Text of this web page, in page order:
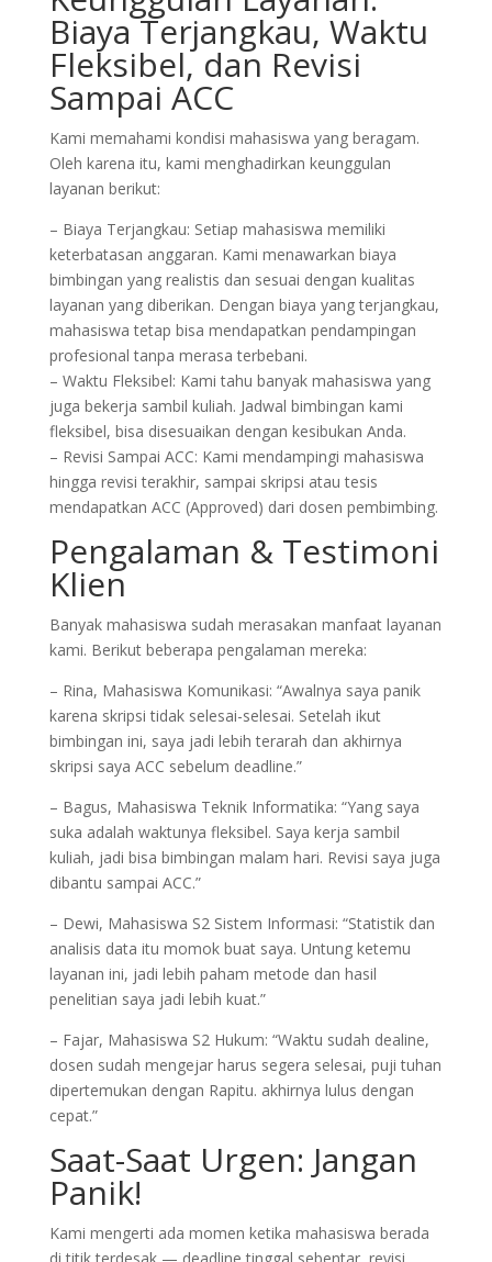
Biaya Terjangkau, Waktu
Fleksibel, dan Revisi
Sampai ACC
Kami memahami kondisi mahasiswa yang beragam.
Oleh karena itu, kami menghadirkan keunggulan
layanan berikut:
– Biaya Terjangkau: Setiap mahasiswa memiliki
keterbatasan anggaran. Kami menawarkan biaya
bimbingan yang realistis dan sesuai dengan kualitas
layanan yang diberikan. Dengan biaya yang terjangkau,
mahasiswa tetap bisa mendapatkan pendampingan
profesional tanpa merasa terbebani.
– Waktu Fleksibel: Kami tahu banyak mahasiswa yang
juga bekerja sambil kuliah. Jadwal bimbingan kami
fleksibel, bisa disesuaikan dengan kesibukan Anda.
– Revisi Sampai ACC: Kami mendampingi mahasiswa
hingga revisi terakhir, sampai skripsi atau tesis
mendapatkan ACC (Approved) dari dosen pembimbing.
Pengalaman & Testimoni
Klien
Banyak mahasiswa sudah merasakan manfaat layanan
kami. Berikut beberapa pengalaman mereka:
– Rina, Mahasiswa Komunikasi: “Awalnya saya panik
karena skripsi tidak selesai-selesai. Setelah ikut
bimbingan ini, saya jadi lebih terarah dan akhirnya
skripsi saya ACC sebelum deadline.”
– Bagus, Mahasiswa Teknik Informatika: “Yang saya
suka adalah waktunya fleksibel. Saya kerja sambil
kuliah, jadi bisa bimbingan malam hari. Revisi saya juga
dibantu sampai ACC.”
– Dewi, Mahasiswa S2 Sistem Informasi: “Statistik dan
analisis data itu momok buat saya. Untung ketemu
layanan ini, jadi lebih paham metode dan hasil
penelitian saya jadi lebih kuat.”
– Fajar, Mahasiswa S2 Hukum: “Waktu sudah dealine,
dosen sudah mengejar harus segera selesai, puji tuhan
dipertemukan dengan Rapitu. akhirnya lulus dengan
cepat.”
Saat-Saat Urgen: Jangan
Panik!
Kami mengerti ada momen ketika mahasiswa berada